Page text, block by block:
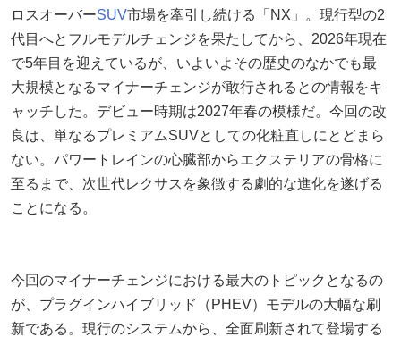
ロスオーバーSUV市場を牽引し続ける「NX」。現行型の2
代目へとフルモデルチェンジを果たしてから、2026年現在
で5年目を迎えているが、いよいよその歴史のなかでも最
大規模となるマイナーチェンジが敢行されるとの情報をキ
ャッチした。デビュー時期は2027年春の模様だ。今回の改
良は、単なるプレミアムSUVとしての化粧直しにとどまら
ない。パワートレインの心臓部からエクステリアの骨格に
至るまで、次世代レクサスを象徴する劇的な進化を遂げる
ことになる。
今回のマイナーチェンジにおける最大のトピックとなるの
が、プラグインハイブリッド（PHEV）モデルの大幅な刷
新である。現行のシステムから、全面刷新されて登場する